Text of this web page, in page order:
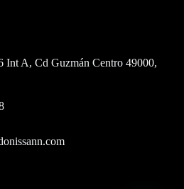
Int A, Cd Guzmán Centro 49000,